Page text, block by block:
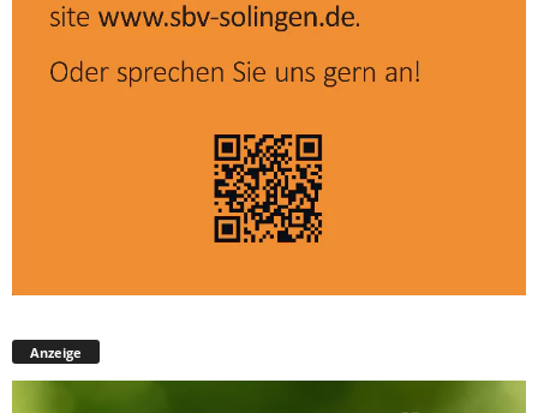
Anzeige